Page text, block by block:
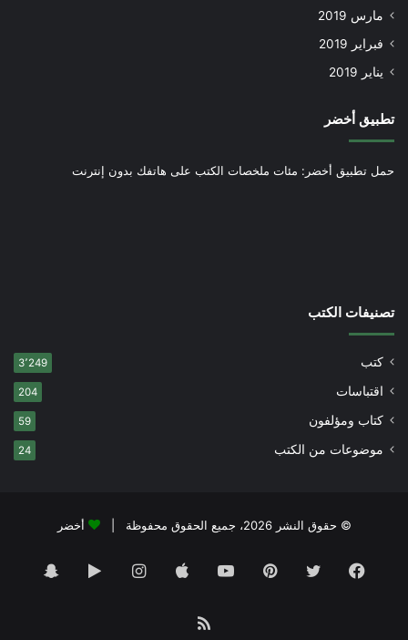
مارس 2019
فبراير 2019
يناير 2019
تطبيق أخضر
حمل تطبيق أخضر: مئات ملخصات الكتب على هاتفك بدون إنترنت
تصنيفات الكتب
كتب 3٬249
اقتباسات 204
كتاب ومؤلفون 59
موضوعات من الكتب 24
© حقوق النشر 2026، جميع الحقوق محفوظة | أخضر
فيسبوك تويتر بينتيريستيوتيوب انستقرام‏Google
ملخص